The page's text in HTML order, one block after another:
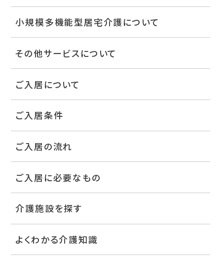
小規模多機能型居宅介護について
その他サービスについて
ご入居について
ご入居条件
ご入居の流れ
ご入居に必要なもの
介護施設を探す
よくわかる介護知識